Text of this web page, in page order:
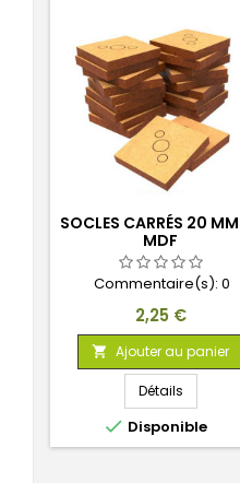
SOCLES CARRÉS 20 MM
MDF
Commentaire(s): 0
Prix
2,25 €
 Ajouter au panier
Détails
 Disponible